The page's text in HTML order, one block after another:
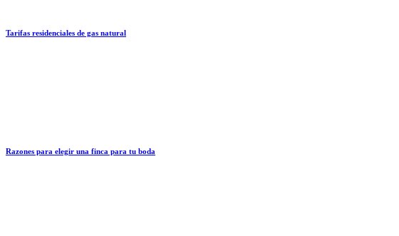
Tarifas residenciales de gas natural
Razones para elegir una finca para tu boda